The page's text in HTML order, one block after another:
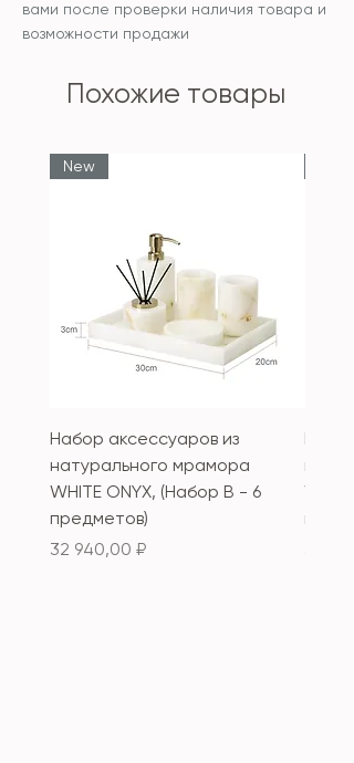
вами после проверки наличия товара и
возможности продажи
Похожие товары
New
Набор аксессуаров из
натурального мрамора
WHITE ONYX, (Набор B - 6
предметов)
Цена
32 940,00 ₽